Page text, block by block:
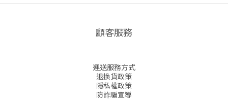
顧客服務
運送服務方式
退換貨政策
隱私權政策
防詐騙宣導